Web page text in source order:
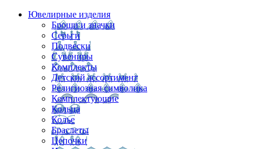
Ювелирные изделия
Броши и значки
Серьги
Подвески
Сувениры
Комплекты
Детский ассортимент
Религиозная символика
Комплектующие
Кольца
Колье
Браслеты
Цепочки